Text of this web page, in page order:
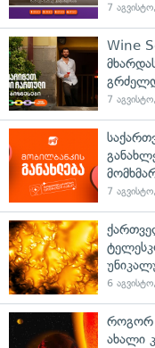
7
Wine
7
7
6
როგორ
ახალი